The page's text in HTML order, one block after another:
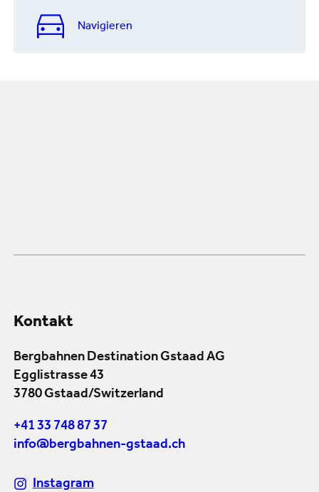
Navigieren
Kontakt
Bergbahnen Destination Gstaad AG
Egglistrasse 43
3780 Gstaad/Switzerland
+41 33 748 87 37
info@bergbahnen-gstaad.ch
Instagram